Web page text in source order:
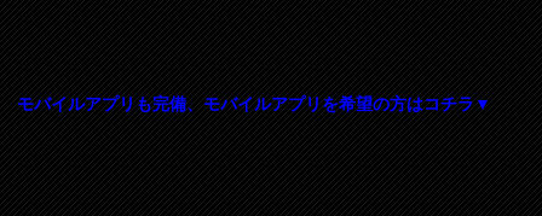
モバイルアプリも完備、モバイルアプリを希望の方はコチラ▼